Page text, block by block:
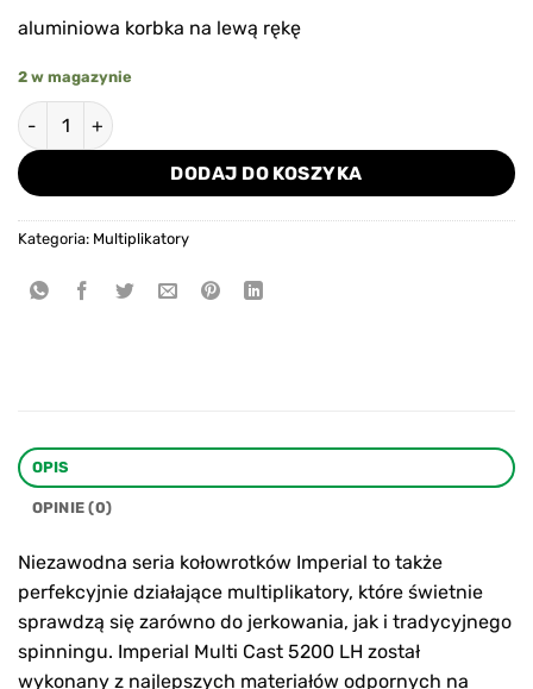
aluminiowa korbka na lewą rękę
2 w magazynie
ilość Konger Multiplikator Imperial Multi Cast 5200 LH
DODAJ DO KOSZYKA
Kategoria: Multiplikatory
OPIS
OPINIE (0)
Niezawodna seria kołowrotków Imperial to także
perfekcyjnie działające multiplikatory, które świetnie
sprawdzą się zarówno do jerkowania, jak i tradycyjnego
spinningu. Imperial Multi Cast 5200 LH został
wykonany z najlepszych materiałów odpornych na